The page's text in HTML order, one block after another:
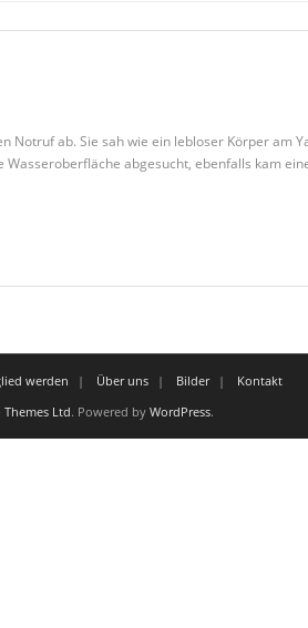
ab. Sie sah wie ein lebloser Körper am
abgesucht, ebenfalls kam
werden Über uns Bilder
Kontakt
Ltd. Powered by WordPress.